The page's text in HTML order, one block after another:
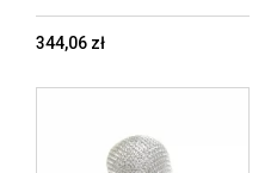
344,06 zł